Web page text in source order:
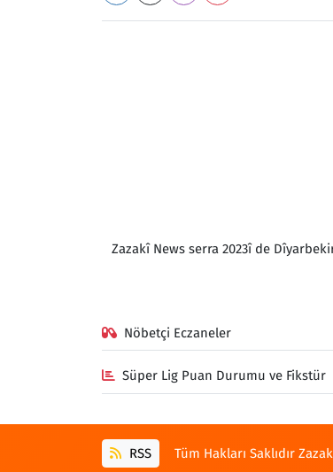
Zazakî News serra 2023î de
Nöbetçi Eczaneler
Süper Lig Puan Durumu ve Fikstür
RSS Tüm Hakları Saklıdır